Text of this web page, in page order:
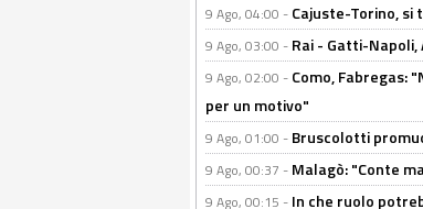
9 Ago, 04:00 - Cajuste-Torino,
9 Ago, 03:00 - Rai - Gatti-
9 Ago, 02:00 - Como, Fabregas:
per un motivo"
9 Ago, 01:00 - Bruscolotti
9 Ago, 00:37 - Malagò: "Conte
9 Ago, 00:15 - In che ruolo